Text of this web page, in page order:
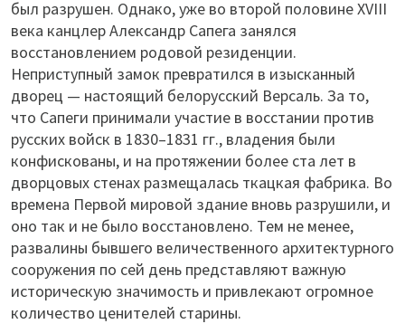
был разрушен. Однако, уже во второй половине XVIII
века канцлер Александр Сапега занялся
восстановлением родовой резиденции.
Неприступный замок превратился в изысканный
дворец — настоящий белорусский Версаль. За то,
что Сапеги принимали участие в восстании против
русских войск в 1830–1831 гг., владения были
конфискованы, и на протяжении более ста лет в
дворцовых стенах размещалась ткацкая фабрика. Во
времена Первой мировой здание вновь разрушили, и
оно так и не было восстановлено. Тем не менее,
развалины бывшего величественного архитектурного
сооружения по сей день представляют важную
историческую значимость и привлекают огромное
количество ценителей старины.